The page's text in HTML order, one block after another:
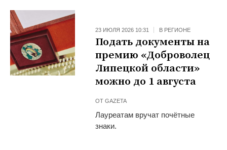
23 ИЮЛЯ 2026 10:31 В РЕГИОНЕ
Подать документы на
премию «Доброволец
Липецкой области»
можно до 1 августа
ОТGAZETA
Лауреатам вручат почётные
знаки.